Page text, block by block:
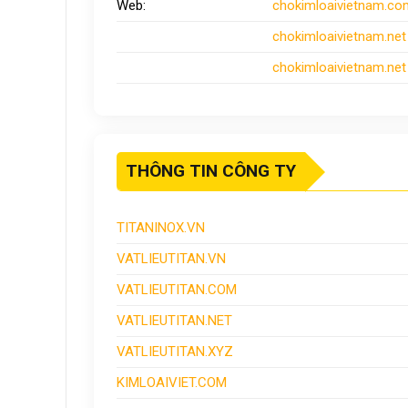
Web: chokimloaivietnam
chokimloaivietnam.net
chokimloaivietnam.net
THÔNG TIN CÔNG TY
TITANINOX.VN
VATLIEUTITAN.VN
VATLIEUTITAN.COM
VATLIEUTITAN.NET
VATLIEUTITAN.XYZ
KIMLOAIVIET.COM